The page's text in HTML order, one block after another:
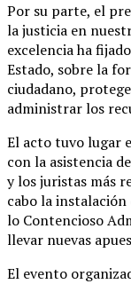
Por su parte, el
la justicia en
excelencia ha
Estado, sobre la
ciudadano,
administrar los
El acto tuvo lugar
con la asistencia
y los juristas más
cabo la
lo Contencioso
llevar nuevas
El evento